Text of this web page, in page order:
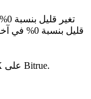
طريقة آمنة وسريعة ومرنة لشراء MultiversX على Bitrue.